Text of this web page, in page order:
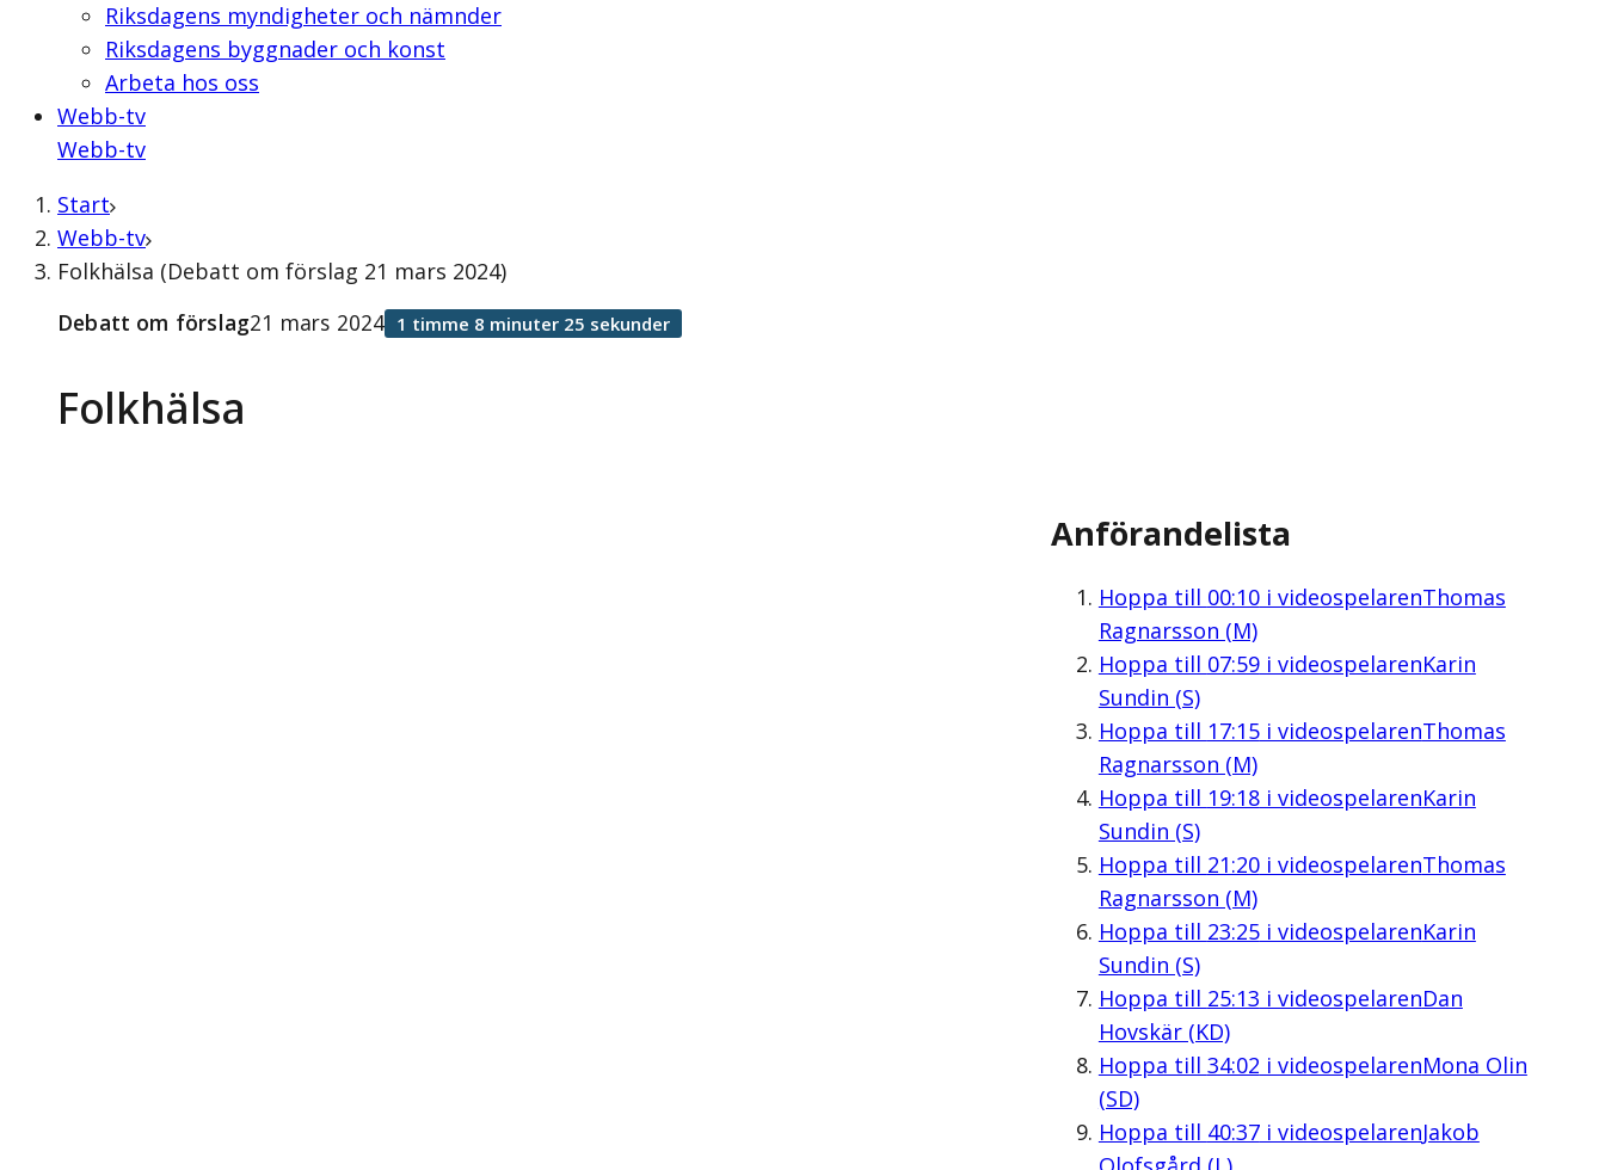
Riksdagens myndigheter och nämnder
Riksdagens byggnader och konst
Arbeta hos oss
Webb-tv
Webb-tv
Start
Webb-tv
Folkhälsa (Debatt om förslag 21 mars 2024)
Folkhälsa
Debatt om förslag21 mars 2024 1 timme 8 minuter 25 sekunder
Anförandelista
Hoppa till 00:10i videospelarenThomas
Ragnarsson (M)
Hoppa till 07:59i videospelarenKarin
Sundin (S)
Hoppa till 17:15i videospelarenThomas
Ragnarsson (M)
Hoppa till 19:18i videospelarenKarin
Sundin (S)
Hoppa till 21:20i videospelarenThomas
Ragnarsson (M)
Hoppa till 23:25i videospelarenKarin
Sundin (S)
Hoppa till 25:13 i videospelarenDan
Hovskär (KD)
Hoppa till 34:02 i videospelarenMona Olin
(SD)
Hoppa till 40:37i videospelarenJakob